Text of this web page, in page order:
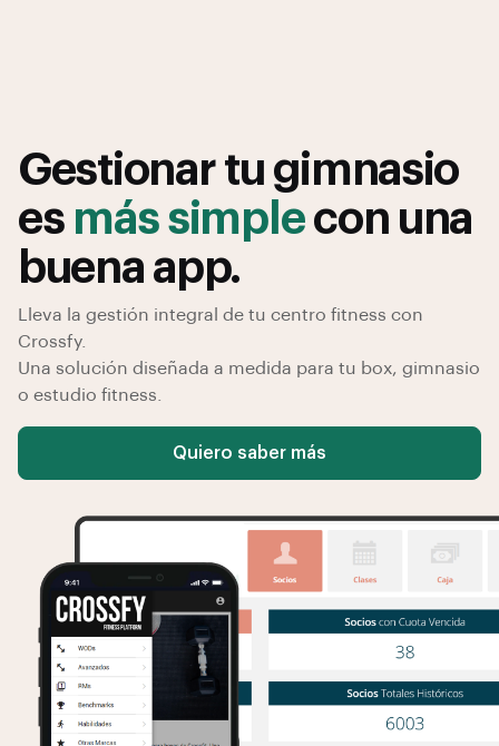
Gestionar tu gimnasio
es más simplecon una
buena app.
Lleva la gestión integral de tu centro fitness con
Crossfy.
Una solución diseñada a medida para tu box, gimnasio
o estudio fitness.
Quiero saber más